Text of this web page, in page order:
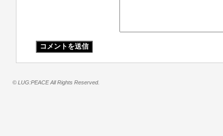
© LUG:PEACE All Rights Reserved.